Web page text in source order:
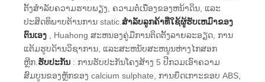
ຕັ້ງສໍາລັບຄວາມຮາບພຽງ, ຄວາມຕໍ່ເນື່ອງຂອງຫນ້າດິນ, ແລະ
ປະສິດທິພາບຕ້ານການ static.ສໍາລັບລູກຄ້າທີ່ໃຊ້ຜູ້ຮັບເຫມົາຂອງ
ຕົນເອງ , Huahong ສະຫນອງຄູ່ມືການຕິດຕັ້ງລາຍລະອຽດ, ການ
ແຕ້ມຮູບດ້ານວິຊາການ, ແລະສະຫນັບສະຫນູນຫ່າງໄກສອກ
ຫຼີກ. ຮັບປະກັນ : ການຮັບປະກັນໂຄງສ້າງ 5 ປີກວມເອົາຄວາມ
ສົມບູນຂອງຫຼັກຂອງ calcium sulphate, ການຍຶດເກາະຂອບ ABS,